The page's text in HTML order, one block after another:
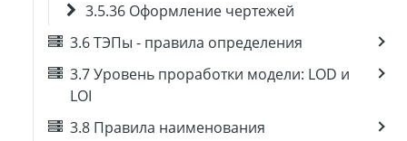
3.5.36 Оформление чертежей
3.6 ТЭПы - правила определения
3.7 Уровень проработки модели: LOD и
LOI
3.8 Правила наименования